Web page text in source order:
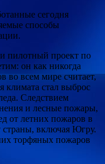
сегодня
способы
пилотный проект по
он как никогда
во всем мире считает,
климата стал выброс
Следствием
и лесные пожары,
от летних пожаров в
страны, включая Югру.
торфяных пожаров